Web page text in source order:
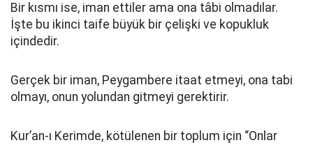
Bir kısmı ise, iman ettiler ama ona tâbi olmadılar.
İşte bu ikinci taife büyük bir çelişki ve kopukluk
içindedir.
Gerçek bir iman, Peygambere itaat etmeyi, ona tabi
olmayı, onun yolundan gitmeyi gerektirir.
Kur’an-ı Kerimde, kötülenen bir toplum için “Onlar